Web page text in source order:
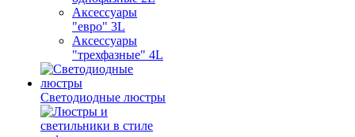
Аксессуары
"евро" 3L
Аксессуары
"трехфазные" 4L
Светодиодные люстры